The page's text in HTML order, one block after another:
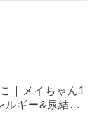
｜メイちゃん1
ルギー&尿結石